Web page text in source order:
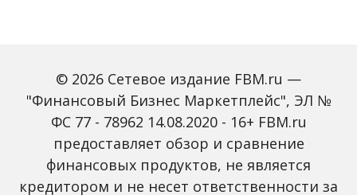
Зарплаты вырастут,
банки включат защиту
от мошенников: какие
новые законы ждут
Россиян предупредили
мошенников на фоне
снижения ключевой
© 2026 Сетевое издание FBM.ru —
"Финансовый Бизнес Маркетплейс", ЭЛ №
ФС 77 - 78962 14.08.2020 - 16+ FBM.ru
предоставляет обзор и сравнение
финансовых продуктов, не является
кредитором и не несет ответственности за